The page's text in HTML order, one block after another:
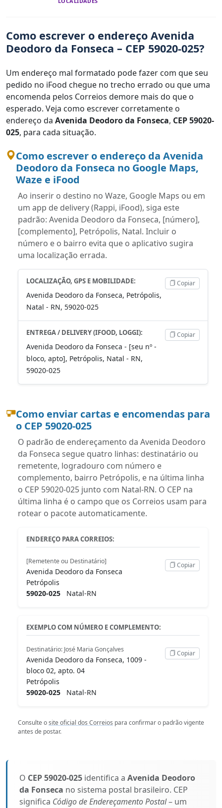
Como escrever o endereço Avenida
Deodoro da Fonseca – CEP 59020-025?
Um endereço mal formatado pode fazer com que seu
pedido no iFood chegue no trecho errado ou que uma
encomenda pelos Correios demore mais do que o
esperado. Veja como escrever corretamente o
endereço da Avenida Deodoro da Fonseca, CEP 59020-
025, para cada situação.
Como escrever o endereço da Avenida
Deodoro da Fonseca no Google Maps,
Waze e iFood
Ao inserir o destino no Waze, Google Maps ou em
um app de delivery (Rappi, iFood), siga este
padrão: Avenida Deodoro da Fonseca, [número],
[complemento], Petrópolis, Natal. Incluir o
número e o bairro evita que o aplicativo sugira
uma localização errada.
LOCALIZAÇÃO, GPS E MOBILIDADE:
Avenida Deodoro da Fonseca, Petrópolis,
Natal - RN, 59020-025
Copiar
ENTREGA / DELIVERY (IFOOD, LOGGI):
Avenida Deodoro da Fonseca - [seu nº -
bloco, apto], Petrópolis, Natal - RN,
59020-025
Copiar
Como enviar cartas e encomendas para
o CEP 59020-025
O padrão de endereçamento da Avenida Deodoro
da Fonseca segue quatro linhas: destinatário ou
remetente, logradouro com número e
complemento, bairro Petrópolis, e na última linha
o CEP 59020-025 junto com Natal-RN. O CEP na
última linha é o campo que os Correios usam para
rotear o pacote automaticamente.
ENDEREÇO PARA CORREIOS:
[Remetente ou Destinatário]
Avenida Deodoro da Fonseca
Petrópolis
59020-025 Natal-RN
Copiar
EXEMPLO COM NÚMERO E COMPLEMENTO:
Destinatário: José Maria Gonçalves
Avenida Deodoro da Fonseca, 1009 -
bloco 02, apto. 04
Petrópolis
59020-025 Natal-RN
Copiar
Consulte osite oficial dos Correios para confirmar o padrão vigente
antes de postar.
O CEP 59020-025 identifica a Avenida Deodoro
da Fonseca no sistema postal brasileiro. CEP
significa Código de Endereçamento Postal– um